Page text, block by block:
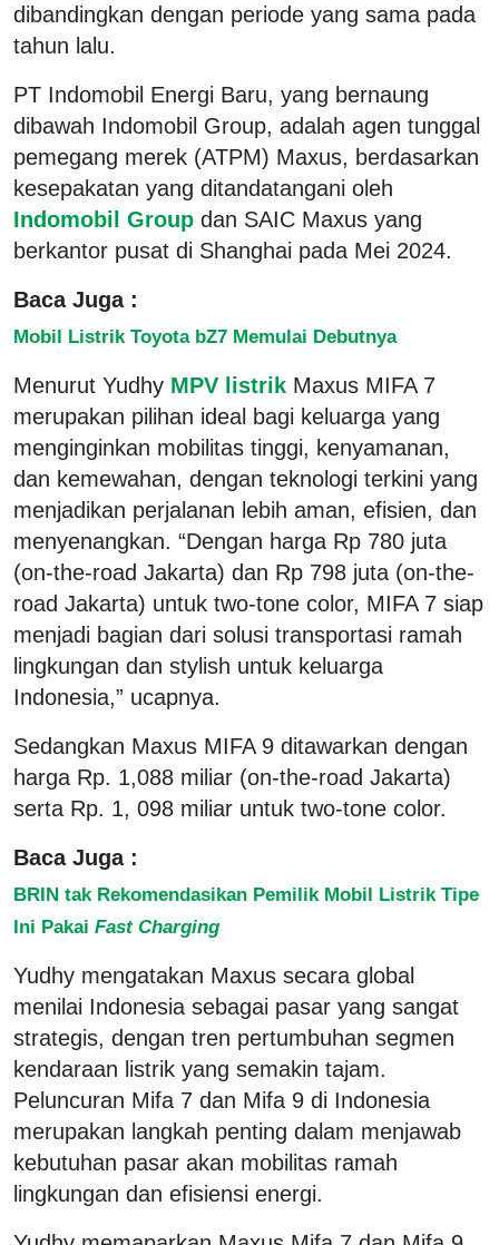
dibandingkan dengan periode yang sama pada
tahun lalu.
PT Indomobil Energi Baru, yang bernaung
dibawah Indomobil Group, adalah agen tunggal
pemegang merek (ATPM) Maxus, berdasarkan
kesepakatan yang ditandatangani oleh
Indomobil Group dan SAIC Maxus yang
berkantor pusat di Shanghai pada Mei 2024.
Baca Juga :
Mobil Listrik Toyota bZ7 Memulai Debutnya
Menurut Yudhy MPV listrik Maxus MIFA 7
merupakan pilihan ideal bagi keluarga yang
menginginkan mobilitas tinggi, kenyamanan,
dan kemewahan, dengan teknologi terkini yang
menjadikan perjalanan lebih aman, efisien, dan
menyenangkan. “Dengan harga Rp 780 juta
(on-the-road Jakarta) dan Rp 798 juta (on-the-
road Jakarta) untuk two-tone color, MIFA 7 siap
menjadi bagian dari solusi transportasi ramah
lingkungan dan stylish untuk keluarga
Indonesia,” ucapnya.
Sedangkan Maxus MIFA 9 ditawarkan dengan
harga Rp. 1,088 miliar (on-the-road Jakarta)
serta Rp. 1, 098 miliar untuk two-tone color.
Baca Juga :
BRIN tak Rekomendasikan Pemilik Mobil Listrik Tipe
Ini Pakai Fast Charging
Yudhy mengatakan Maxus secara global
menilai Indonesia sebagai pasar yang sangat
strategis, dengan tren pertumbuhan segmen
kendaraan listrik yang semakin tajam.
Peluncuran Mifa 7 dan Mifa 9 di Indonesia
merupakan langkah penting dalam menjawab
kebutuhan pasar akan mobilitas ramah
lingkungan dan efisiensi energi.